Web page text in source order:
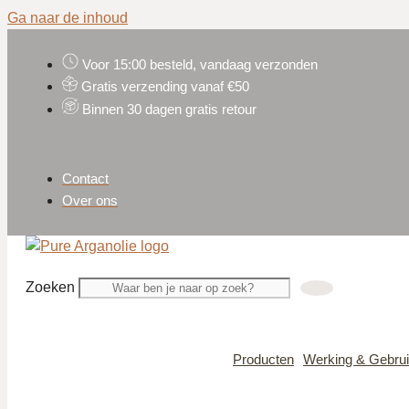
Ga naar de inhoud
Voor 15:00 besteld, vandaag verzonden
Gratis verzending vanaf €50
Binnen 30 dagen gratis retour
Contact
Over ons
Zoeken
Producten Werking &